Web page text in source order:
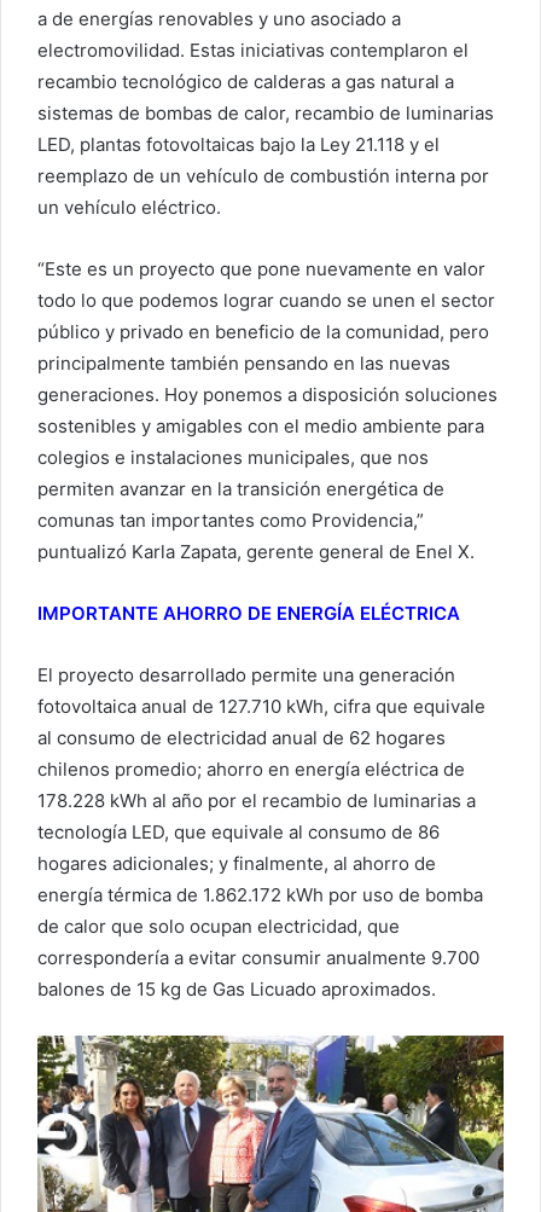
a de energías renovables y uno asociado a
electromovilidad. Estas iniciativas contemplaron el
recambio tecnológico de calderas a gas natural a
sistemas de bombas de calor, recambio de luminarias
LED, plantas fotovoltaicas bajo la Ley 21.118 y el
reemplazo de un vehículo de combustión interna por
un vehículo eléctrico.
“Este es un proyecto que pone nuevamente en valor
todo lo que podemos lograr cuando se unen el sector
público y privado en beneficio de la comunidad, pero
principalmente también pensando en las nuevas
generaciones. Hoy ponemos a disposición soluciones
sostenibles y amigables con el medio ambiente para
colegios e instalaciones municipales, que nos
permiten avanzar en la transición energética de
comunas tan importantes como Providencia,”
puntualizó Karla Zapata, gerente general de Enel X.
IMPORTANTE AHORRO DE ENERGÍA ELÉCTRICA
El proyecto desarrollado permite una generación
fotovoltaica anual de 127.710 kWh, cifra que equivale
al consumo de electricidad anual de 62 hogares
chilenos promedio; ahorro en energía eléctrica de
178.228 kWh al año por el recambio de luminarias a
tecnología LED, que equivale al consumo de 86
hogares adicionales; y finalmente, al ahorro de
energía térmica de 1.862.172 kWh por uso de bomba
de calor que solo ocupan electricidad, que
correspondería a evitar consumir anualmente 9.700
balones de 15 kg de Gas Licuado aproximados.